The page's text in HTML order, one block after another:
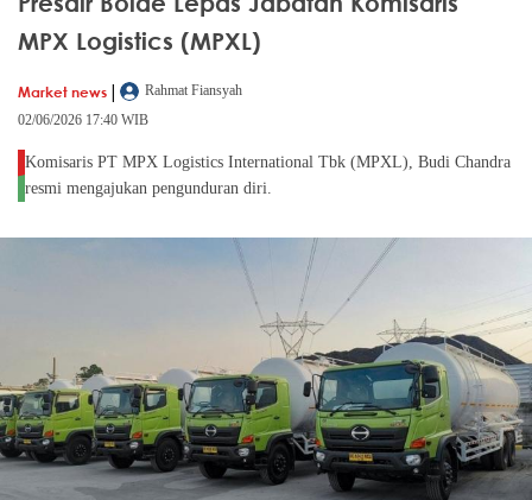
MPX Logistics (MPXL)
Market news |
Rahmat Fiansyah
02/06/2026 17:40 WIB
Komisaris PT MPX Logistics International Tbk (MPXL), Budi Chandra
resmi mengajukan pengunduran diri.